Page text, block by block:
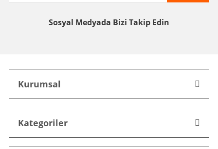
Sosyal Medyada Bizi Takip Edin
Kurumsal
Kategoriler